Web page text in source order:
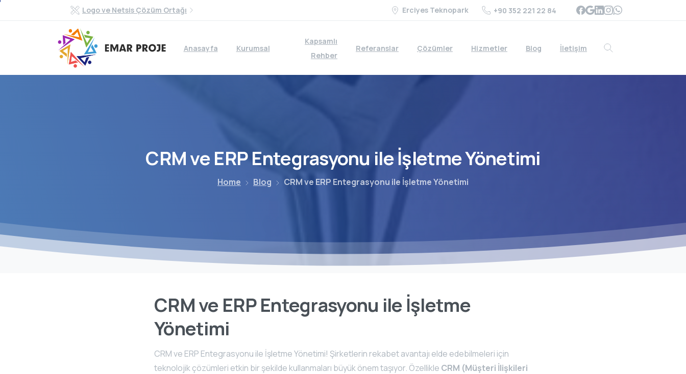
Logo ve Netsis Çözüm Ortağı Erciyes Teknopark +90 352 221 22 84
Anasayfa Kurumsal
Kapsamlı
Rehber
Referanslar Çözümler Hizmetler Blog İletişim
Search
CRMveERPEntegrasyonu ileİşletmeYönetimi
Home Blog CRM ve ERP Entegrasyonu ile İşletme Yönetimi
CRM ve ERP Entegrasyonu ile İşletme
Yönetimi
CRM ve ERP Entegrasyonu ile İşletme Yönetimi! Şirketlerin rekabet avantajı elde edebilmeleri için
teknolojik çözümleri etkin bir şekilde kullanmaları büyük önem taşıyor. Özellikle CRM (Müşteri İlişkileri